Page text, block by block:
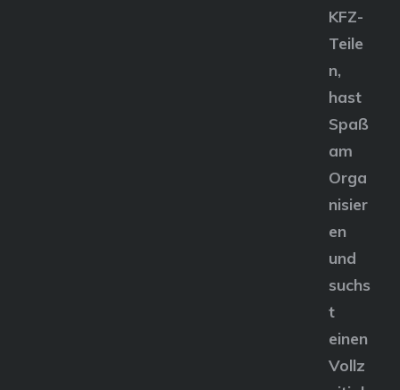
KFZ-
Teile
n,
hast
Spaß
am
Orga
nisier
en
und
suchs
t
einen
Vollz